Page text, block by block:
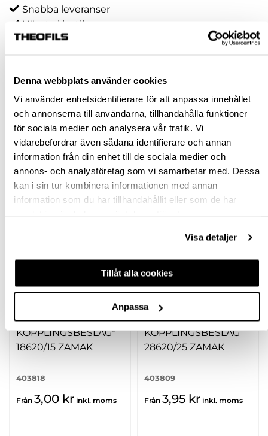
Denna webbplats använder cookies
Vi använder enhetsidentifierare för att anpassa innehållet
och annonserna till användarna, tillhandahålla funktioner
för sociala medier och analysera vår trafik. Vi
vidarebefordrar även sådana identifierare och annan
information från din enhet till de sociala medier och
annons- och analysföretag som vi samarbetar med. Dessa
kan i sin tur kombinera informationen med annan
information som du har tillhandahållit eller som de har
Visa detaljer
Tillåt alla cookies
Anpassa
Snabba leveranser
Hämta i butik
Ledande leverantör i Sverige
BESKRIVNING & FILER
FRÅGA OM PRODUKT
RECENSIONER
TILLBEHÖR
KOPPLINGSBESLAG*
18620/15 ZAMAK
403818
Från 3,00 kr inkl. moms
KOPPLINGSBESLAG
28620/25 ZAMAK
403809
Från 3,95 kr inkl. moms